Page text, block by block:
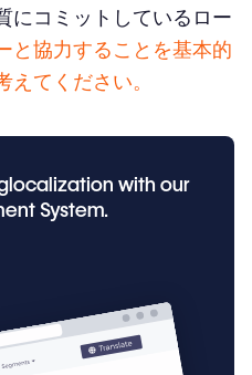
にコミットしているロー
と協力することを基本的
てください。
with our
System.